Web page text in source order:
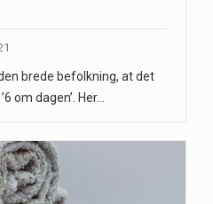
brede befolkning, at det
om dagen’. Her…